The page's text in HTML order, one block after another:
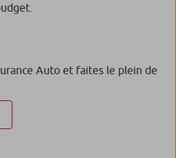
Auto et faites le plein de